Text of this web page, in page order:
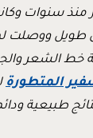
سنوات
طويل ووصلت
الشعر
المتطورة
طبيعية